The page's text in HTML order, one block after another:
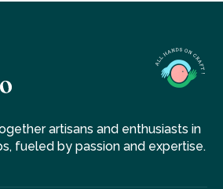
artisans and enthusiasts in
fueled by passion and expertise.